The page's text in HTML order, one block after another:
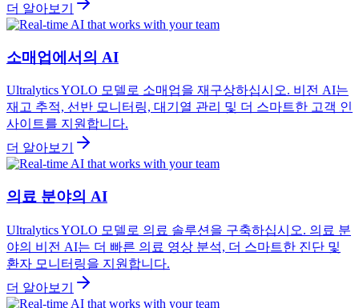
더 알아보기
소매업에서의 AI
Ultralytics YOLO 모델로 소매업을 재구상하십시오. 비전 AI는
재고 추적, 선반 모니터링, 대기열 관리 및 더 스마트한 고객 인
사이트를 지원합니다.
더 알아보기
의료 분야의 AI
Ultralytics YOLO 모델로 의료 솔루션을 구축하십시오. 의료 분
야의 비전 AI는 더 빠른 의료 영상 분석, 더 스마트한 진단 및
환자 모니터링을 지원합니다.
더 알아보기